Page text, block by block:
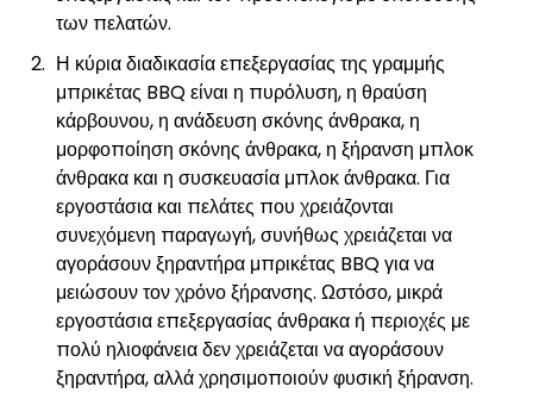
των πελατών.
Η κύρια διαδικασία επεξεργασίας της γραμμής
μπρικέτας BBQ είναι η πυρόλυση, η θραύση
κάρβουνου, η ανάδευση σκόνης άνθρακα, η
μορφοποίηση σκόνης άνθρακα, η ξήρανση μπλοκ
άνθρακα και η συσκευασία μπλοκ άνθρακα. Για
εργοστάσια και πελάτες που χρειάζονται
συνεχόμενη παραγωγή, συνήθως χρειάζεται να
αγοράσουν ξηραντήρα μπρικέτας BBQ για να
μειώσουν τον χρόνο ξήρανσης. Ωστόσο, μικρά
εργοστάσια επεξεργασίας άνθρακα ή περιοχές με
πολύ ηλιοφάνεια δεν χρειάζεται να αγοράσουν
ξηραντήρα, αλλά χρησιμοποιούν φυσική ξήρανση.